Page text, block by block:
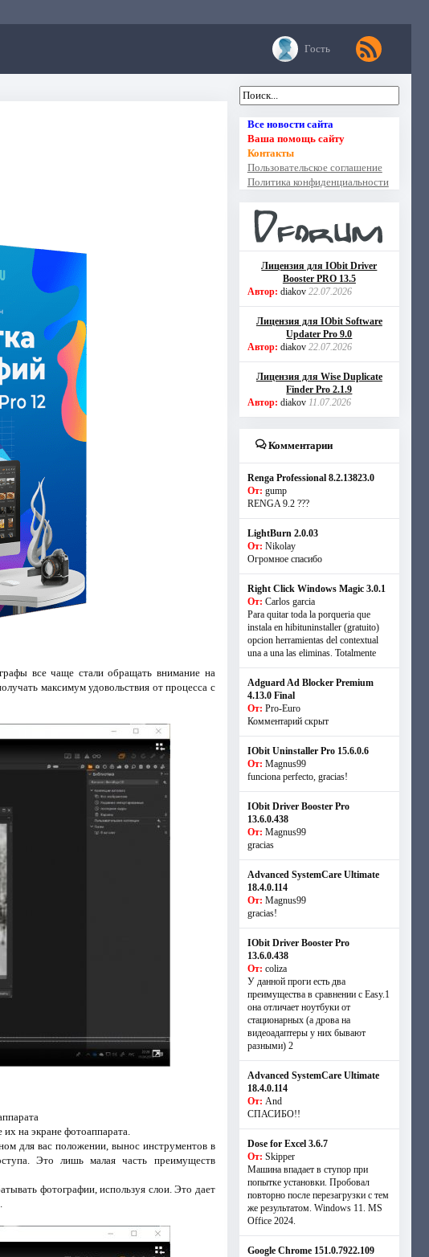
Гость
все чаще стали обращать внимание на
максимум удовольствия от процесса с
на экране фотоаппарата.
для вас положении, вынос инструментов в
Это лишь малая часть преимуществ
фотографии, используя слои. Это дает
Все новости сайта
Ваша помощь сайту
Контакты
Пользовательское соглашение
Политика конфиденциальности
Лицензия для IObit Driver
Booster PRO 13.5
Автор: diakov 22.07.2026
Лицензия для IObit Software
Updater Pro 9.0
Автор: diakov 22.07.2026
Лицензия для Wise Duplicate
Finder Pro 2.1.9
Автор: diakov 11.07.2026
Комментарии
Renga Professional 8.2.13823.0
От: gump
RENGA 9.2 ???
LightBurn 2.0.03
От: Nikolay
Огромное спасибо
Right Click Windows Magic 3.0.1
От: Carlos garcia
Para quitar toda la porqueria que
instala en hibituninstaller (gratuito)
opcion herramientas del contextual
una a una las eliminas. Totalmente
Adguard Ad Blocker Premium
4.13.0 Final
От: Pro-Euro
Комментарий скрыт
IObit Uninstaller Pro 15.6.0.6
От: Magnus99
funciona perfecto, gracias!
IObit Driver Booster Pro
13.6.0.438
От: Magnus99
gracias
Advanced SystemCare Ultimate
18.4.0.114
От: Magnus99
gracias!
IObit Driver Booster Pro
13.6.0.438
От: coliza
У данной проги есть два
преимущества в сравнении с Easy.1
она отличает ноутбуки от
стационарных (а дрова на
видеоадаптеры у них бывают
разными) 2
Advanced SystemCare Ultimate
18.4.0.114
От: And
СПАСИБО!!
Dose for Excel 3.6.7
От: Skipper
Машина впадает в ступор при
попытке установки. Пробовал
повторно после перезагрузки с тем
же результатом. Windows 11. MS
Offiсe 2024.
Google Chrome 151.0.7922.109